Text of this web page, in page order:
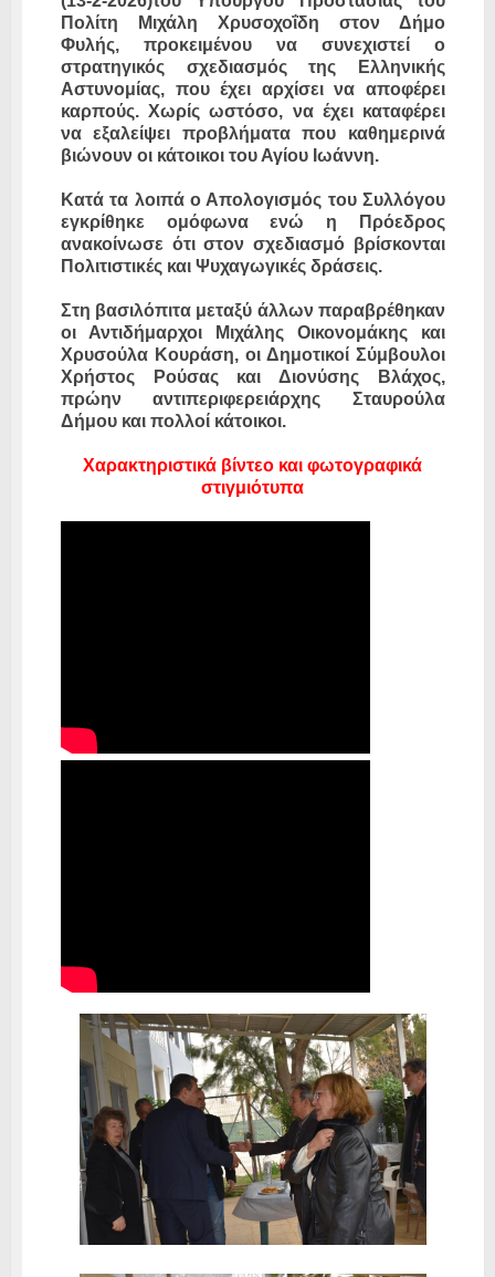
Πολίτη Μιχάλη Χρυσοχοΐδη στον Δήμο
Φυλής, προκειμένου να συνεχιστεί ο
στρατηγικός σχεδιασμός της Ελληνικής
Αστυνομίας, που έχει αρχίσει να αποφέρει
καρπούς. Χωρίς ωστόσο, να έχει καταφέρει
να εξαλείψει προβλήματα που καθημερινά
βιώνουν οι κάτοικοι του Αγίου Ιωάννη.
Κατά τα λοιπά ο Απολογισμός του Συλλόγου
εγκρίθηκε ομόφωνα ενώ η Πρόεδρος
ανακοίνωσε ότι στον σχεδιασμό βρίσκονται
Πολιτιστικές και Ψυχαγωγικές δράσεις.
Στη βασιλόπιτα μεταξύ άλλων παραβρέθηκαν
οι Αντιδήμαρχοι Μιχάλης Οικονομάκης και
Χρυσούλα Κουράση, οι Δημοτικοί Σύμβουλοι
Χρήστος Ρούσας και Διονύσης Βλάχος,
πρώην αντιπεριφερειάρχης Σταυρούλα
Δήμου και πολλοί κάτοικοι.
Χαρακτηριστικά βίντεο και φωτογραφικά
στιγμιότυπα